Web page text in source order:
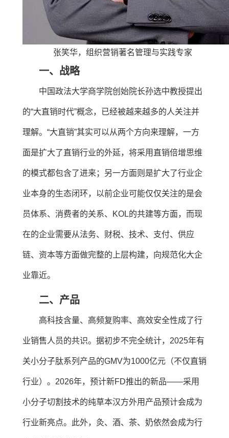
张笑华，组织营销著名管理与实践专家
一、战略
中国政法大学商学院创始院长孙选中教授提出
的“大直销时代”概念，已经被越来越多的人关注并
理解。“大直销”其实可以从两个方向来理解，一方
面是扩大了直销行业的外延，将采用直销倍增思维
的模式都包含了进来；另一方面则是扩大了行业企
业本身的生态闭环，以前企业可能仅仅关注的是会
员体系、消费者的关系、KOL的共建等方面，而现
在的企业需要从法务、财税、技术、支付、供应
链、资本等方面做完整的上层构建，向规范化大企
业靠近。
二、产品
高科技含量、高频复购率、高效安全性成了行
业销售人员的共识。据初步不完全统计，2025年有
关小分子肽系列产品的GMV为1000亿元（不仅直销
行业）。2026年，预计新FD推出的新品——采用
小分子切割技术的纯草本汉方外用产品预计会成为
行业新亮点。此外，灸、酒、茶、奶依然会成为行